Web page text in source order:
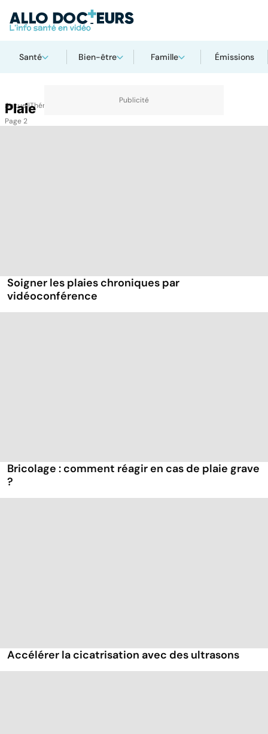
Santé Bien-être Famille Émissions
AccueilThématiques
Plaie
Page 2
Soigner les plaies chroniques par
vidéoconférence
Bricolage : comment réagir en cas de plaie grave
?
Accélérer la cicatrisation avec des ultrasons